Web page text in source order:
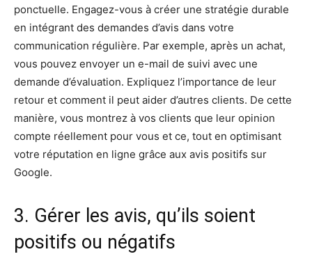
ponctuelle. Engagez-vous à créer une stratégie durable
en intégrant des demandes d’avis dans votre
communication régulière. Par exemple, après un achat,
vous pouvez envoyer un e-mail de suivi avec une
demande d’évaluation. Expliquez l’importance de leur
retour et comment il peut aider d’autres clients. De cette
manière, vous montrez à vos clients que leur opinion
compte réellement pour vous et ce, tout en optimisant
votre réputation en ligne grâce aux avis positifs sur
Google.
3. Gérer les avis, qu’ils soient
positifs ou négatifs